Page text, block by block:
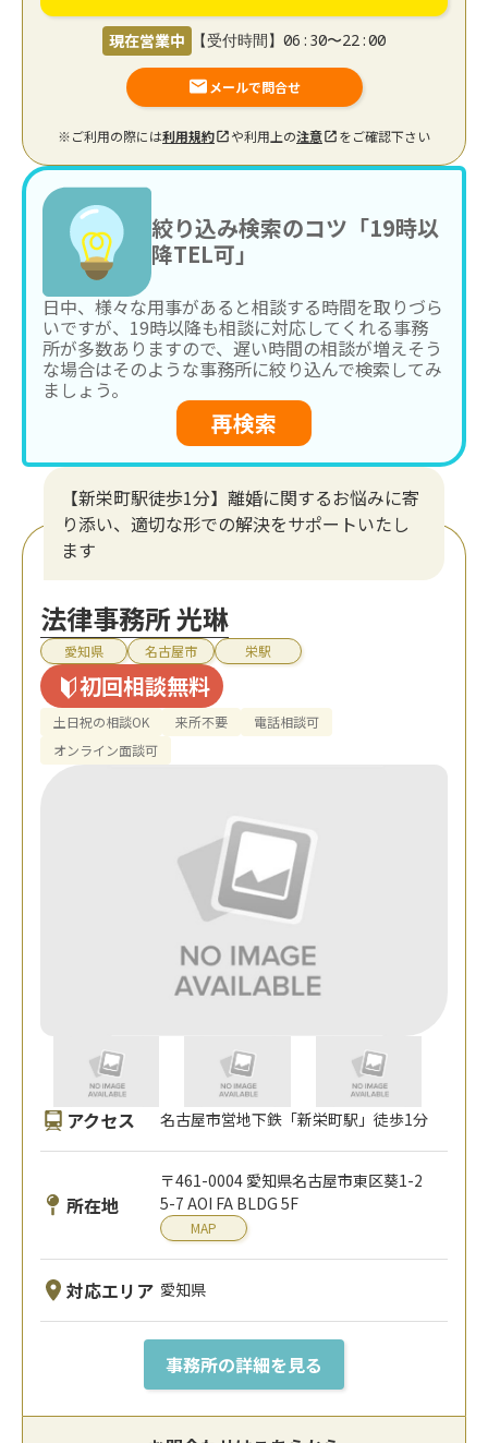
現在営業中 【受付時間】06:30〜22:00
メールで問合せ
※ご利用の際には利用規約 や利用上の注意 をご確認下さい
絞り込み検索のコツ「19時以
降TEL可」
日中、様々な用事があると相談する時間を取りづら
いですが、19時以降も相談に対応してくれる事務
所が多数ありますので、遅い時間の相談が増えそう
な場合はそのような事務所に絞り込んで検索してみ
ましょう。
再検索
【新栄町駅徒歩1分】離婚に関するお悩みに寄
り添い、適切な形での解決をサポートいたし
ます
法律事務所 光琳
愛知県 名古屋市 栄駅
初回相談無料
土日祝の相談OK 来所不要
電話相談可
オンライン面談可
アクセス 名古屋市営地下鉄「新栄町駅」徒歩1分
所在地
〒461-0004 愛知県名古屋市東区葵1-2
5-7 AOI FA BLDG 5F
MAP
対応エリア 愛知県
事務所の詳細を見る